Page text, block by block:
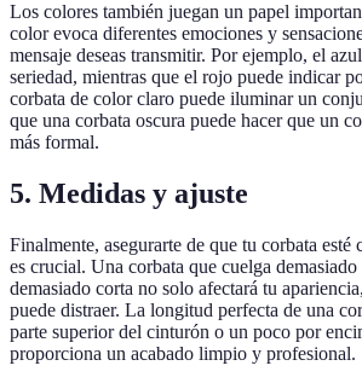
Los colores también juegan un papel
color evoca diferentes emociones y
mensaje deseas transmitir. Por ejemplo, el
seriedad, mientras que el rojo puede indicar
corbata de color claro puede iluminar un
que una corbata oscura puede hacer que un
más formal.
5. Medidas y ajuste
Finalmente, asegurarte de que tu corbata esté
es crucial. Una corbata que cuelga demasiado
demasiado corta no solo afectará tu
puede distraer. La longitud perfecta de una
parte superior del cinturón o un poco por
proporciona un acabado limpio y profesional.